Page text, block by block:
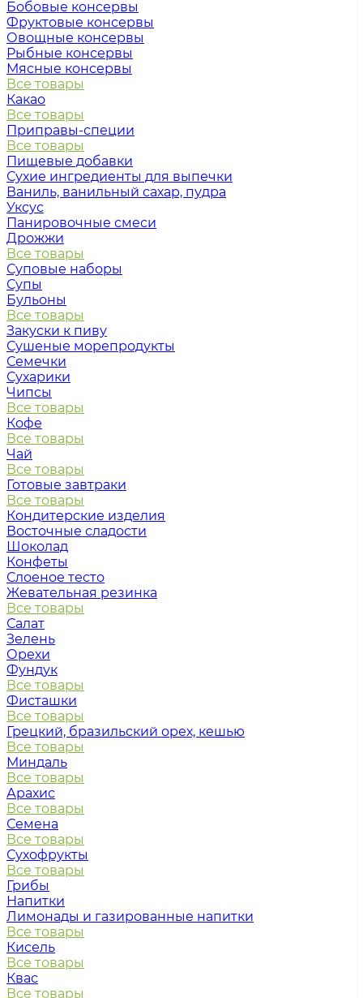
Бобовые консервы
Фруктовые консервы
Овощные консервы
Рыбные консервы
Мясные консервы
Все товары
Какао
Все товары
Приправы-специи
Все товары
Пищевые добавки
Сухие ингредиенты для выпечки
Ваниль, ванильный сахар, пудра
Уксус
Панировочные смеси
Дрожжи
Все товары
Суповые наборы
Супы
Бульоны
Все товары
Закуски к пиву
Сушеные морепродукты
Семечки
Сухарики
Чипсы
Все товары
Кофе
Все товары
Чай
Все товары
Готовые завтраки
Все товары
Кондитерские изделия
Восточные сладости
Шоколад
Конфеты
Слоеное тесто
Жевательная резинка
Все товары
Салат
Зелень
Орехи
Фундук
Все товары
Фисташки
Все товары
Грецкий, бразильский орех, кешью
Все товары
Миндаль
Все товары
Арахис
Все товары
Семена
Все товары
Сухофрукты
Все товары
Грибы
Напитки
Лимонады и газированные напитки
Все товары
Кисель
Все товары
Квас
Все товары